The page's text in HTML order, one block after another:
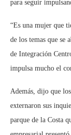
para seguir
“Es una mujer que
de los temas que se
de Integración
impulsa mucho el
Además, dijo que
externaron sus
parque de la Costa